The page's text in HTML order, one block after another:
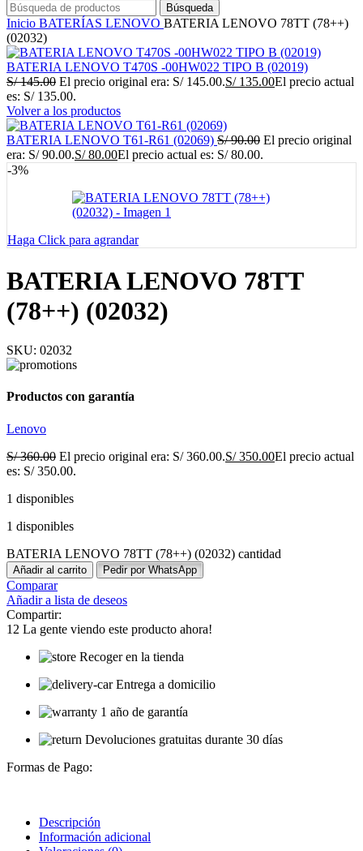
Búsqueda
Inicio BATERÍAS LENOVO BATERIA LENOVO 78TT (78++)
(02032)
BATERIA LENOVO T470S -00HW022 TIPO B (02019)
S/145.00 El precio original era: S/ 145.00.S/135.00El precio actual
es: S/ 135.00.
Volver a los productos
BATERIA LENOVO T61-R61 (02069) S/90.00 El precio original
era: S/ 90.00.S/80.00El precio actual es: S/ 80.00.
-3%
Haga Click para agrandar
BATERIA LENOVO 78TT
(78++) (02032)
SKU: 02032
Productos con garantía
Lenovo
S/360.00 El precio original era: S/ 360.00.S/350.00El precio actual
es: S/ 350.00.
1 disponibles
1 disponibles
BATERIA LENOVO 78TT (78++) (02032) cantidad
Añadir al carrito Pedir por WhatsApp
Comparar
Añadir a lista de deseos
Compartir:
12 La gente viendo este producto ahora!
Recoger en la tienda
Entrega a domicilio
1 año de garantía
Devoluciones gratuitas durante 30 días
Formas de Pago:
Descripción
Información adicional